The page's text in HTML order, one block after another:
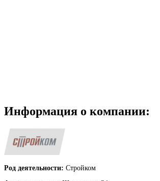
Информация о компании:
Род деятельности: Стройком